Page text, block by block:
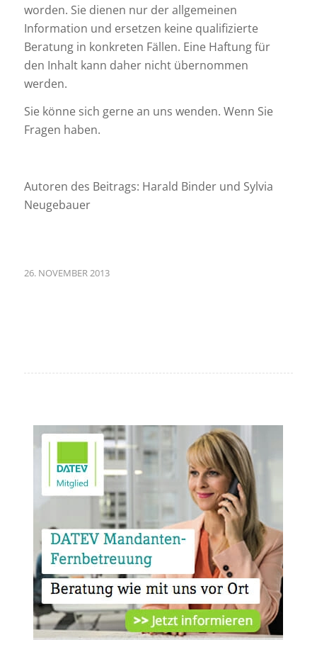
worden. Sie dienen nur der allgemeinen
Information und ersetzen keine qualifizierte
Beratung in konkreten Fällen. Eine Haftung für
den Inhalt kann daher nicht übernommen
werden.
Sie könne sich gerne an uns wenden. Wenn Sie
Fragen haben.
Autoren des Beitrags: Harald Binder und Sylvia
Neugebauer
26. NOVEMBER 2013